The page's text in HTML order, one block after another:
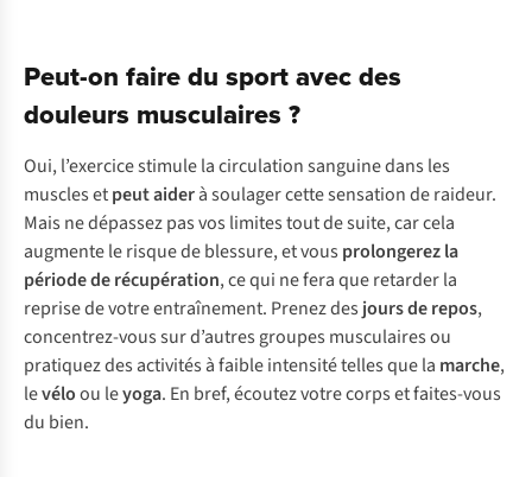
Peut-on faire du sport avec des
douleurs musculaires ?
Oui, l’exercice stimule la circulation sanguine dans les
muscles etpeut aiderà soulager cette sensation de raideur.
Mais ne dépassez pas vos limites tout de suite, car cela
augmente le risque de blessure, et vous prolongerez la
période de récupération, ce qui ne fera que retarder la
reprise de votre entraînement. Prenez des jours de repos,
concentrez-vous sur d’autres groupes musculaires ou
pratiquez des activités à faible intensité telles que la marche,
levéloou leyoga. En bref, écoutez votre corps et faites-vous
du bien.